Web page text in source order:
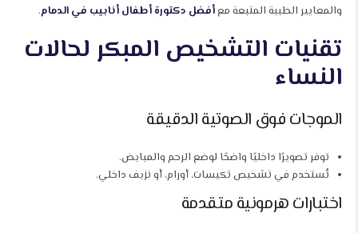
والمعايير الطبية المتبعة معأفضل دكتورة أطفال أنابيب في الدمام.
تقنيات التشخيص المبكر لحالات
النساء
الموجات فوق الصوتية الدقيقة
توفر تصويرًا داخليًا واضحًا لوضع الرحم والمبايض.
تُستخدم في تشخيص تكيسات، أورام، أو نزيف داخلي.
اختبارات هرمونية متقدمة